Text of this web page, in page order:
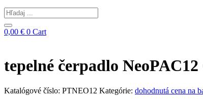
Search
...
0,00 € 0 Cart
tepelné čerpadlo
Katalógové číslo: PTNEO12 Kategórie: dohodnutá cena na